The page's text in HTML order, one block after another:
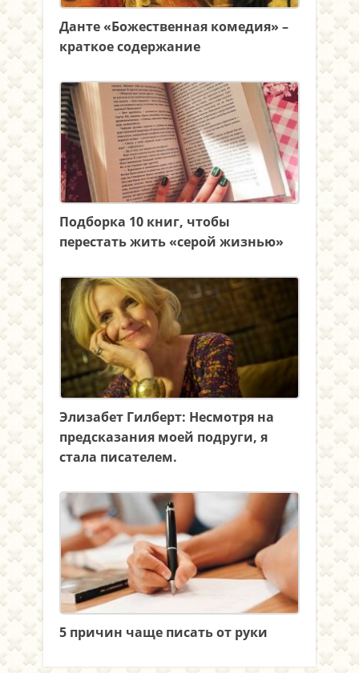
Данте «Божественная комедия» –
краткое содержание
Подборка 10 книг, чтобы
перестать жить «серой жизнью»
Элизабет Гилберт: Несмотря на
предсказания моей подруги, я
стала писателем.
5 причин чаще писать от руки